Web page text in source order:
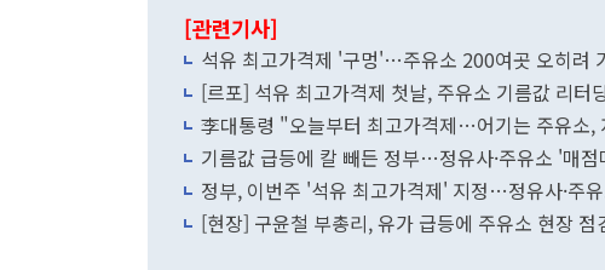
[관련기사]
석유 최고가격제 '구멍'…주유소 200여곳 오히려
[르포] 석유 최고가격제 첫날, 주유소 기름값 리
李대통령 "오늘부터 최고가격제…어기는 주유소,
기름값 급등에 칼 빼든 정부…정유사·주유소 '매
정부, 이번주 '석유 최고가격제' 지정…정유사·주
[현장] 구윤철 부총리, 유가 급등에 주유소 현장